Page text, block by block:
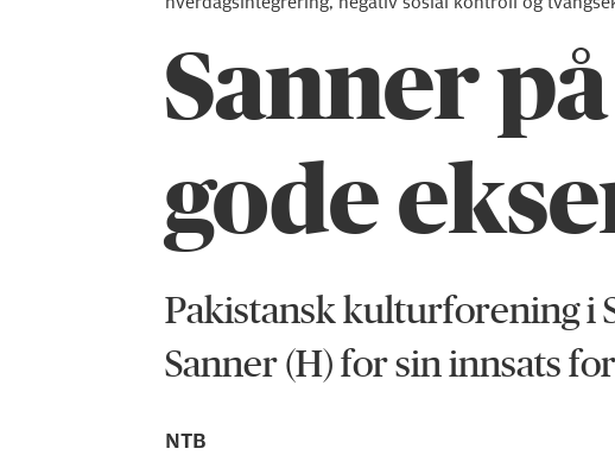
Sanner
gode
Pakistansk kulturforening i
Sanner (H) for sin innsats
NTB